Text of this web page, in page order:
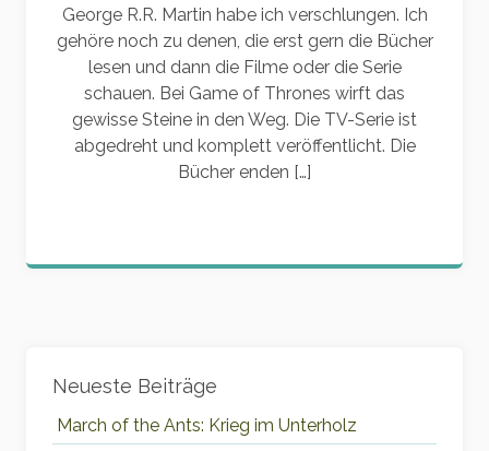
George R.R. Martin habe ich verschlungen. Ich
gehöre noch zu denen, die erst gern die Bücher
lesen und dann die Filme oder die Serie
schauen. Bei Game of Thrones wirft das
gewisse Steine in den Weg. Die TV-Serie ist
abgedreht und komplett veröffentlicht. Die
Bücher enden […]
Neueste Beiträge
March of the Ants: Krieg im Unterholz